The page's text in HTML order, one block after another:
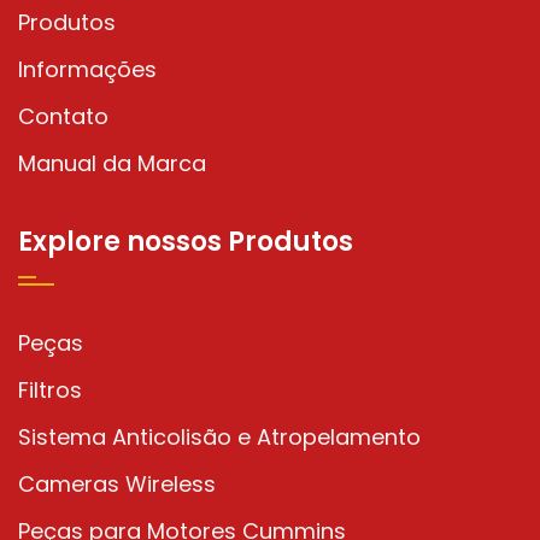
branco
Sirene de ré som de branco
Sistema de alerta de proximidade
Zone Safe
empilhadeira
Sistema anticolisão para veículos
Sistema anticolisão para ponte
rolante
Sistema anticolisão
Produtos
Informações
Contato
Manual da Marca
Explore nossos Produtos
Peças
Filtros
Sistema Anticolisão e Atropelamento
Cameras Wireless